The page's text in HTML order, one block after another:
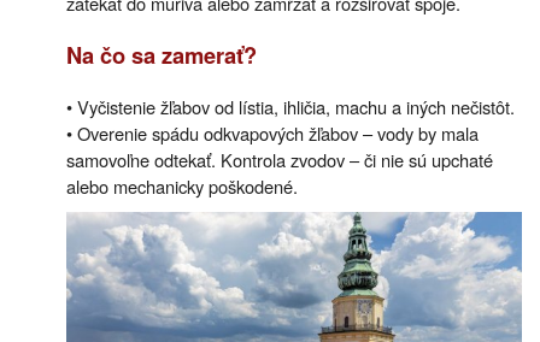
Na čo sa zamerať?
• Vyčistenie žľabov od lístia, ihličia, machu a iných nečistôt.
• Overenie spádu odkvapových žľabov – vody by mala
samovoľne odtekať. Kontrola zvodov – či nie sú upchaté
alebo mechanicky poškodené.